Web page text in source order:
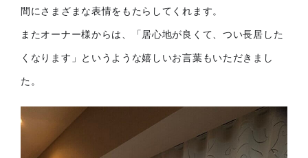
間にさまざまな表情をもたらしてくれます。
またオーナー様からは、「居心地が良くて、つい長居した
くなります」というような嬉しいお言葉もいただきまし
た。